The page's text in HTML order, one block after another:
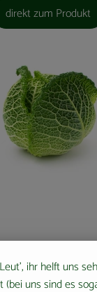
direkt zum Produkt
ihr helft uns
(bei uns sind es